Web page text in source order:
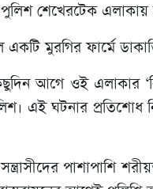
শেখেরটেক এলাকায়
একটি মুরগির ফার্মে
আগে ওই এলাকার
এই ঘটনার প্রতিশোধ
পাশাপাশি